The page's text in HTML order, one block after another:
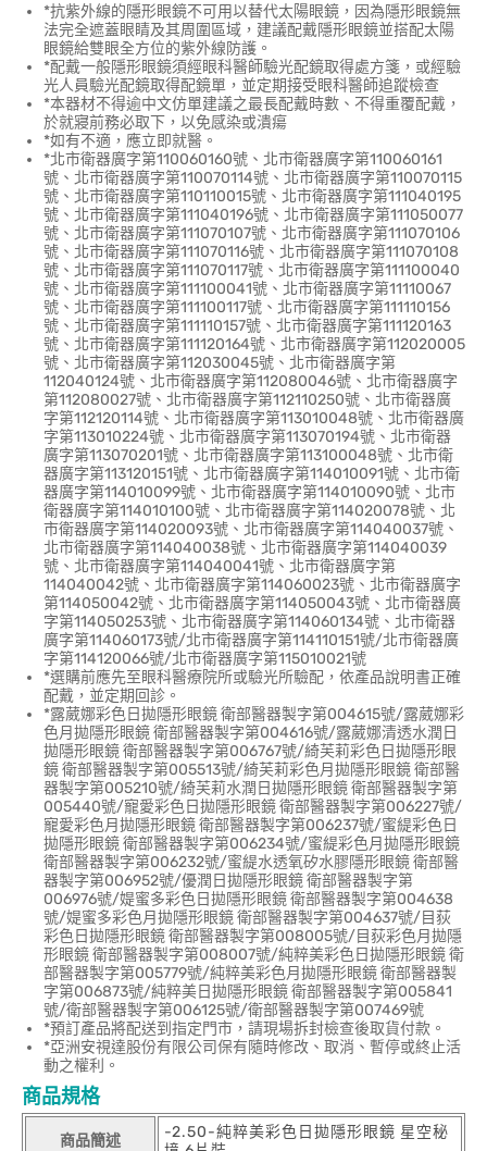
*抗紫外線的隱形眼鏡不可用以替代太陽眼鏡，因為隱形眼鏡無
法完全遮蓋眼睛及其周圍區域，建議配戴隱形眼鏡並搭配太陽
眼鏡給雙眼全方位的紫外線防護。
*配戴一般隱形眼鏡須經眼科醫師驗光配鏡取得處方箋，或經驗
光人員驗光配鏡取得配鏡單，並定期接受眼科醫師追蹤檢查
*本器材不得逾中文仿單建議之最長配戴時數、不得重覆配戴，
於就寢前務必取下，以免感染或潰瘍
*如有不適，應立即就醫。
*北市衛器廣字第110060160號、北市衛器廣字第110060161
號、北市衛器廣字第110070114號、北市衛器廣字第110070115
號、北市衛器廣字第110110015號、北市衛器廣字第111040195
號、北市衛器廣字第111040196號、北市衛器廣字第111050077
號、北市衛器廣字第111070107號、北市衛器廣字第111070106
號、北市衛器廣字第111070116號、北市衛器廣字第111070108
號、北市衛器廣字第111070117號、北市衛器廣字第111100040
號、北市衛器廣字第111100041號、北市衛器廣字第11110067
號、北市衛器廣字第111100117號、北市衛器廣字第111110156
號、北市衛器廣字第111110157號、北市衛器廣字第111120163
號、北市衛器廣字第111120164號、北市衛器廣字第112020005
號、北市衛器廣字第112030045號、北市衛器廣字第
112040124號、北市衛器廣字第112080046號、北市衛器廣字
第112080027號、北市衛器廣字第112110250號、北市衛器廣
字第112120114號、北市衛器廣字第113010048號、北市衛器廣
字第113010224號、北市衛器廣字第113070194號、北市衛器
廣字第113070201號、北市衛器廣字第113100048號、北市衛
器廣字第113120151號、北市衛器廣字第114010091號、北市衛
器廣字第114010099號、北市衛器廣字第114010090號、北市
衛器廣字第114010100號、北市衛器廣字第114020078號、北
市衛器廣字第114020093號、北市衛器廣字第114040037號、
北市衛器廣字第114040038號、北市衛器廣字第114040039
號、北市衛器廣字第114040041號、北市衛器廣字第
114040042號、北市衛器廣字第114060023號、北市衛器廣字
第114050042號、北市衛器廣字第114050043號、北市衛器廣
字第114050253號、北市衛器廣字第114060134號、北市衛器
廣字第114060173號/北市衛器廣字第114110151號/北市衛器廣
字第114120066號/北市衛器廣字第115010021號
*選購前應先至眼科醫療院所或驗光所驗配，依產品說明書正確
配戴，並定期回診。
*露葳娜彩色日拋隱形眼鏡 衛部醫器製字第004615號/露葳娜彩
色月拋隱形眼鏡 衛部醫器製字第004616號/露葳娜清透水潤日
拋隱形眼鏡 衛部醫器製字第006767號/綺芙莉彩色日拋隱形眼
鏡 衛部醫器製字第005513號/綺芙莉彩色月拋隱形眼鏡 衛部醫
器製字第005210號/綺芙莉水潤日拋隱形眼鏡 衛部醫器製字第
005440號/寵愛彩色日拋隱形眼鏡 衛部醫器製字第006227號/
寵愛彩色月拋隱形眼鏡 衛部醫器製字第006237號/蜜緹彩色日
拋隱形眼鏡 衛部醫器製字第006234號/蜜緹彩色月拋隱形眼鏡
衛部醫器製字第006232號/蜜緹水透氧矽水膠隱形眼鏡 衛部醫
器製字第006952號/優潤日拋隱形眼鏡 衛部醫器製字第
006976號/媞蜜多彩色日拋隱形眼鏡 衛部醫器製字第004638
號/媞蜜多彩色月拋隱形眼鏡 衛部醫器製字第004637號/目荻
彩色日拋隱形眼鏡 衛部醫器製字第008005號/目荻彩色月拋隱
形眼鏡 衛部醫器製字第008007號/純粹美彩色日拋隱形眼鏡 衛
部醫器製字第005779號/純粹美彩色月拋隱形眼鏡 衛部醫器製
字第006873號/純粹美日拋隱形眼鏡 衛部醫器製字第005841
號/衛部醫器製字第006125號/衛部醫器製字第007469號
*預訂產品將配送到指定門市，請現場拆封檢查後取貨付款。
*亞洲安視達股份有限公司保有隨時修改、取消、暫停或終止活
動之權利。
商品規格
商品簡述
-2.50-純粹美彩色日拋隱形眼鏡 星空秘